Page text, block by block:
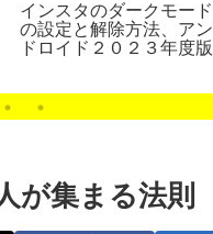
インスタのダークモード
の設定と解除方法、アン
ドロイド２０２３年度版
が集まる法則